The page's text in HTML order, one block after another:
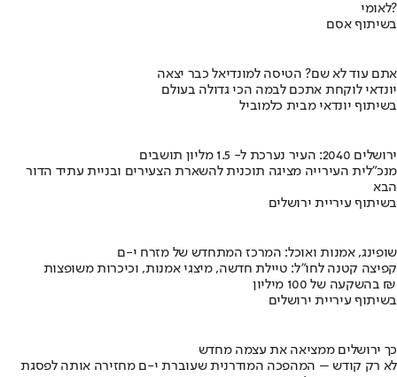
לאומי?
בשיתוף אסם
אתם עוד לא שם? הטיסה למונדיאל כבר יצאה
יונדאי לוקחת אתכם לבמה הכי גדולה בעולם
בשיתוף יונדאי מבית כלמוביל
ירושלים 2040: העיר נערכת ל- 1.5 מליון תושבים
מנכ"לית העירייה מציגה תוכנית להשארת הצעירים ובניית עתיד הדור
הבא
בשיתוף עיריית ירושלים
שופינג, אמנות ואוכל: המרכז המתחדש של מזרח י-ם
קפיצה קטנה לחו"ל: טיילת חדשה, מיצגי אמנות, וכיכרות משופצות
בהשקעה של 100 מיליון ₪
בשיתוף עיריית ירושלים
כך ירושלים ממציאה את עצמה מחדש
לא רק קודש – המהפכה המודרנית שעוברת י-ם מחזירה אותה לפסגת